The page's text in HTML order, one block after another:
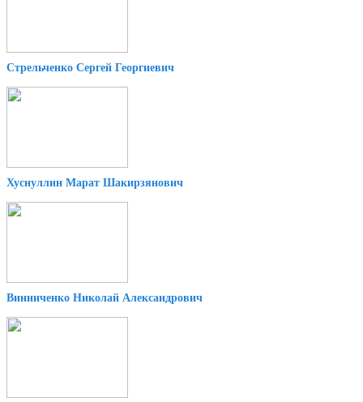
Стрельченко Сергей Георгиевич
Хуснуллин Марат Шакирзянович
Винниченко Николай Александрович